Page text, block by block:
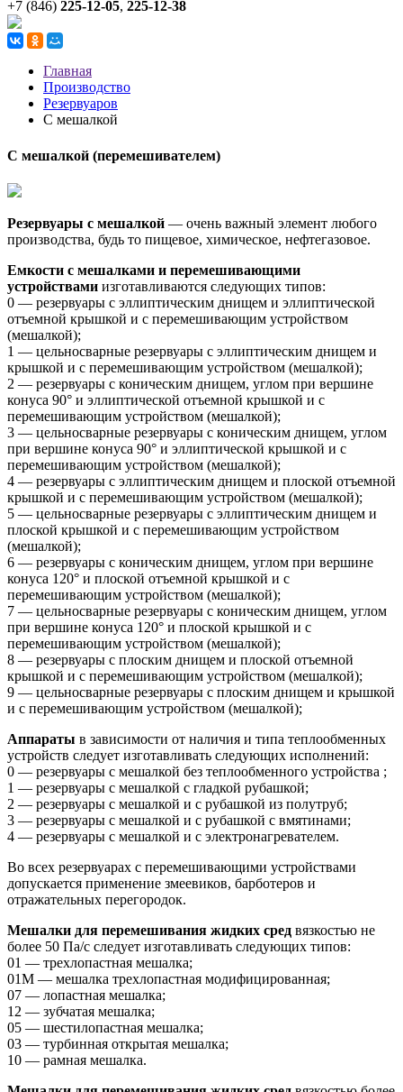
+7 (846) 225-12-05, 225-12-38
Главная
Производство
Резервуаров
С мешалкой
С мешалкой (перемешивателем)
Резервуары с мешалкой — очень важный элемент любого
производства, будь то пищевое, химическое, нефтегазовое.
Емкости с мешалками и перемешивающими
устройствами изготавливаются следующих типов:
0 — резервуары с эллиптическим днищем и эллиптической
отъемной крышкой и с перемешивающим устройством
(мешалкой);
1 — цельносварные резервуары с эллиптическим днищем и
крышкой и с перемешивающим устройством (мешалкой);
2 — резервуары с коническим днищем, углом при вершине
конуса 90° и эллиптической отъемной крышкой и с
перемешивающим устройством (мешалкой);
3 — цельносварные резервуары с коническим днищем, углом
при вершине конуса 90° и эллиптической крышкой и с
перемешивающим устройством (мешалкой);
4 — резервуары с эллиптическим днищем и плоской отъемной
крышкой и с перемешивающим устройством (мешалкой);
5 — цельносварные резервуары с эллиптическим днищем и
плоской крышкой и с перемешивающим устройством
(мешалкой);
6 — резервуары с коническим днищем, углом при вершине
конуса 120° и плоской отъемной крышкой и с
перемешивающим устройством (мешалкой);
7 — цельносварные резервуары с коническим днищем, углом
при вершине конуса 120° и плоской крышкой и с
перемешивающим устройством (мешалкой);
8 — резервуары с плоским днищем и плоской отъемной
крышкой и с перемешивающим устройством (мешалкой);
9 — цельносварные резервуары с плоским днищем и крышкой
и с перемешивающим устройством (мешалкой);
Аппараты в зависимости от наличия и типа теплообменных
устройств следует изготавливать следующих исполнений:
0 — резервуары с мешалкой без теплообменного устройства ;
1 — резервуары с мешалкой с гладкой рубашкой;
2 — резервуары с мешалкой и с рубашкой из полутруб;
3 — резервуары с мешалкой и с рубашкой с вмятинами;
4 — резервуары с мешалкой и с электронагревателем.
Во всех резервуарах с перемешивающими устройствами
допускается применение змеевиков, барботеров и
отражательных перегородок.
Мешалки для перемешивания жидких сред вязкостью не
более 50 Па/с следует изготавливать следующих типов:
01 — трехлопастная мешалка;
01М — мешалка трехлопастная модифицированная;
07 — лопастная мешалка;
12 — зубчатая мешалка;
05 — шестилопастная мешалка;
03 — турбинная открытая мешалка;
10 — рамная мешалка.